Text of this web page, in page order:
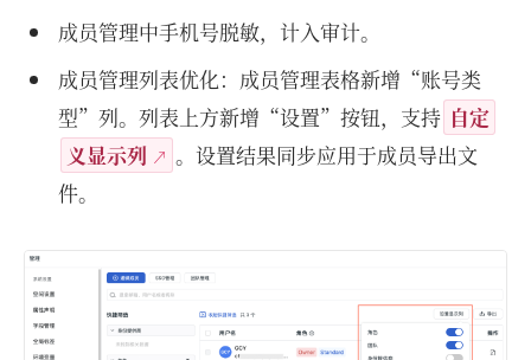
成员管理中手机号脱敏，计入审计。
成员管理列表优化：成员管理表格新增“账号类
型”列。列表上方新增“设置”按钮，支持 自定
义显示列
。设置结果同步应用于成员导出文
件。